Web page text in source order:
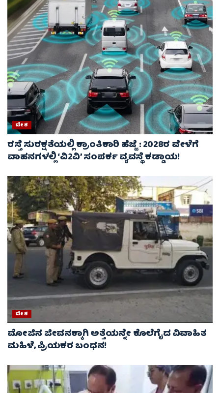
ದೇಶ
ರಸ್ತೆ ಸುರಕ್ಷತೆಯಲ್ಲಿ ಕ್ರಾಂತಿಕಾರಿ ಹೆಜ್ಜೆ : 2028ರ ವೇಳೆಗೆ
ವಾಹನಗಳಲ್ಲಿ ‘ವಿ2ವಿ’ ಸಂಪರ್ಕ ವ್ಯವಸ್ಥೆ ಕಡ್ಡಾಯ!
ದೇಶ
ಮೋಜಿನ ಜೀವನಕ್ಕಾಗಿ ಅತ್ತೆಯನ್ನೇ ಕೊಲೆಗೈದ ವಿವಾಹಿತ
ಮಹಿಳೆ, ಪ್ರಿಯಕರ ಬಂಧನ!